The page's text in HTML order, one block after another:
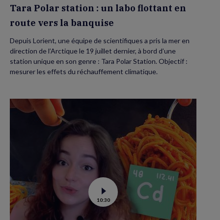
Tara Polar station : un labo flottant en
route vers la banquise
Depuis Lorient, une équipe de scientifiques a pris la mer en
direction de l’Arctique le 19 juillet dernier, à bord d’une
station unique en son genre : Tara Polar Station. Objectif :
mesurer les effets du réchauffement climatique.
Voir
la
vidéo
10:30